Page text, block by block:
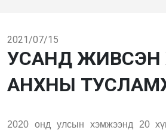
2021/07/15
УСАНД ЖИВСЭН
АНХНЫ
2020 онд улсын хэмжээнд 20